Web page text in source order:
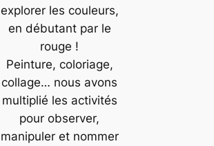
explorer les couleurs,
en débutant par le
rouge !
Peinture, coloriage,
collage… nous avons
multiplié les activités
pour observer,
manipuler et nommer